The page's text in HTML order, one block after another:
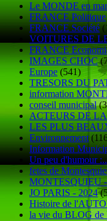
Le MONDE en
FRANCE Politique
FRANCE Société
VOITURES DE
FRANCE
IMAGES CHOC
Europe (541)
TRESORS DU
information
conseil municipal
ACTEURS DE
LES PLUS
Environnement
Information
Un peu d'humour :..
fetes de
MONTESQUIEU
JO PARIS - 2024
Histoire de
la vie du BLOG de